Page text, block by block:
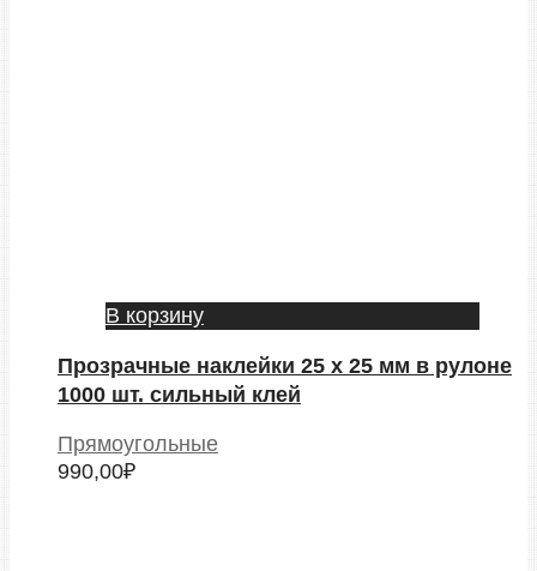
В корзину
Прозрачные наклейки 25 х 25 мм в рулоне
1000 шт. сильный клей
Прямоугольные
990,00₽